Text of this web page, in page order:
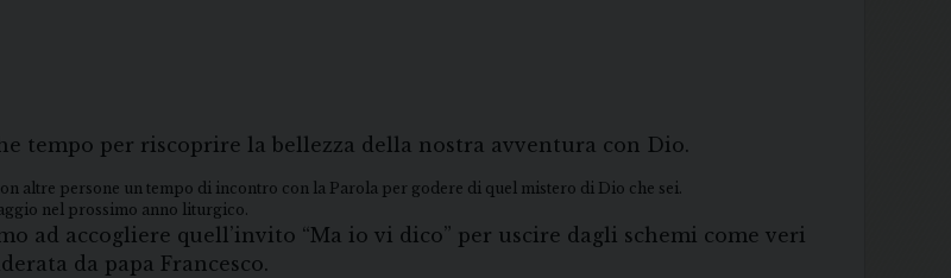
tempo per riscoprire la bellezza della nostra avventura con Dio.
altre persone un tempo di incontro con la Parola per godere di quel mistero di Dio che sei.
nel prossimo anno liturgico.
ad accogliere quell’invito “Ma io vi dico” per uscire dagli schemi come veri
da papa Francesco.